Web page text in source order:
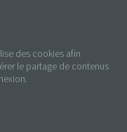
des cookies afin
le partage de contenus